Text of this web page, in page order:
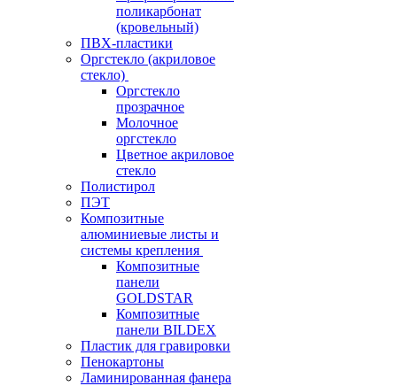
поликарбонат
(кровельный)
ПВХ-пластики
Оргстекло (акриловое
стекло)
Оргстекло
прозрачное
Молочное
оргстекло
Цветное акриловое
стекло
Полистирол
ПЭТ
Композитные
алюминиевые листы и
системы крепления
Композитные
панели
GOLDSTAR
Композитные
панели BILDEX
Пластик для гравировки
Пенокартоны
Ламинированная фанера